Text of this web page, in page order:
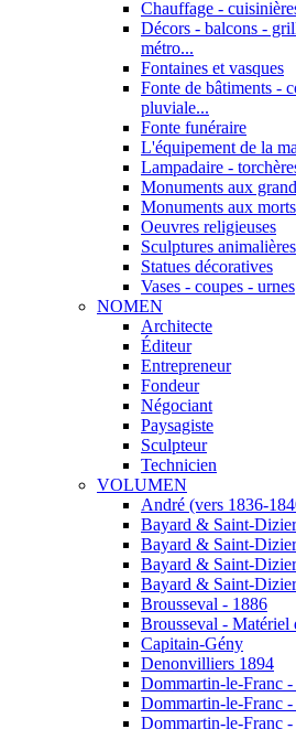
Chauffage -
Décors - balcons -
métro...
Fontaines et vasques
Fonte de bâtiments -
pluviale...
Fonte funéraire
L'équipement de la
Lampadaire -
Monuments aux
Monuments aux
Oeuvres religieuses
Sculptures animalières
Statues décoratives
Vases - coupes - urnes
NOMEN
Architecte
Éditeur
Entrepreneur
Fondeur
Négociant
Paysagiste
Sculpteur
Technicien
VOLUMEN
André (vers 1836-
Bayard & Saint-
Bayard & Saint-
Bayard & Saint-
Bayard & Saint-
Brousseval - 1886
Brousseval - Matériel
Capitain-Gény
Denonvilliers 1894
Dommartin-le-Franc
Dommartin-le-Franc
Dommartin-le-Franc